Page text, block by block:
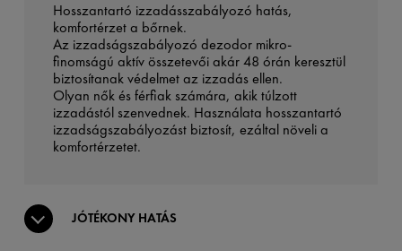
Hosszantartó izzadásszabályozó hatás,
komfortérzet a bőrnek.
Az izzadságszabályozó dezodor mikro-
finomságú aktív összetevői akár 48 órán keresztül
biztosítanak védelmet az izzadás ellen.
Olyan nők és férfiak számára, akik túlzott
izzadástól szenvednek. Használata hosszantartó
izzadságszabályozást biztosít, ezáltal növeli a
komfortérzetet.
JÓTÉKONY HATÁS